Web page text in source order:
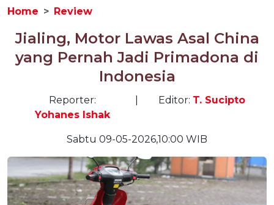
Home Review
Jialing, Motor Lawas Asal China
yang Pernah Jadi Primadona di
Indonesia
Reporter:
Yohanes Ishak
Editor: T. Sucipto
Sabtu 09-05-2026,10:00 WIB